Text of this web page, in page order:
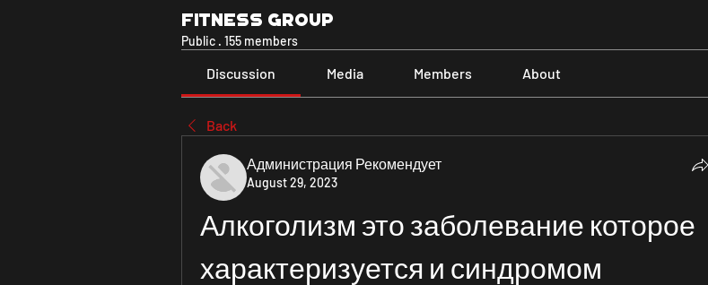
Fitness Group
Public · 155 members
Discussion Media Members About
Back
Администрация Рекомендует
August 29, 2023
Алкоголизм это заболевание которое
характеризуется и синдромом